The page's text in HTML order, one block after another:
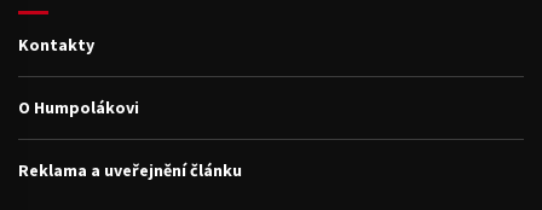
Kontakty
O Humpolákovi
Reklama a uveřejnění článku